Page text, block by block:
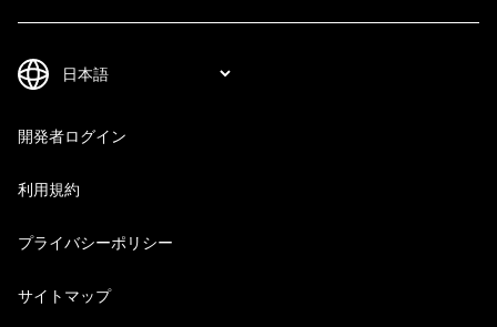
開発者ログイン
利用規約
プライバシーポリシー
サイトマップ